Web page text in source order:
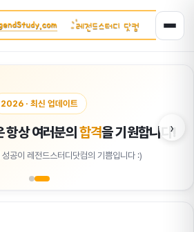
2026 · 최신 업데이트
항상 여러분의 합격을 기원합니다!
공이 레전드스터디닷컴의 기쁨입니다 :)
›